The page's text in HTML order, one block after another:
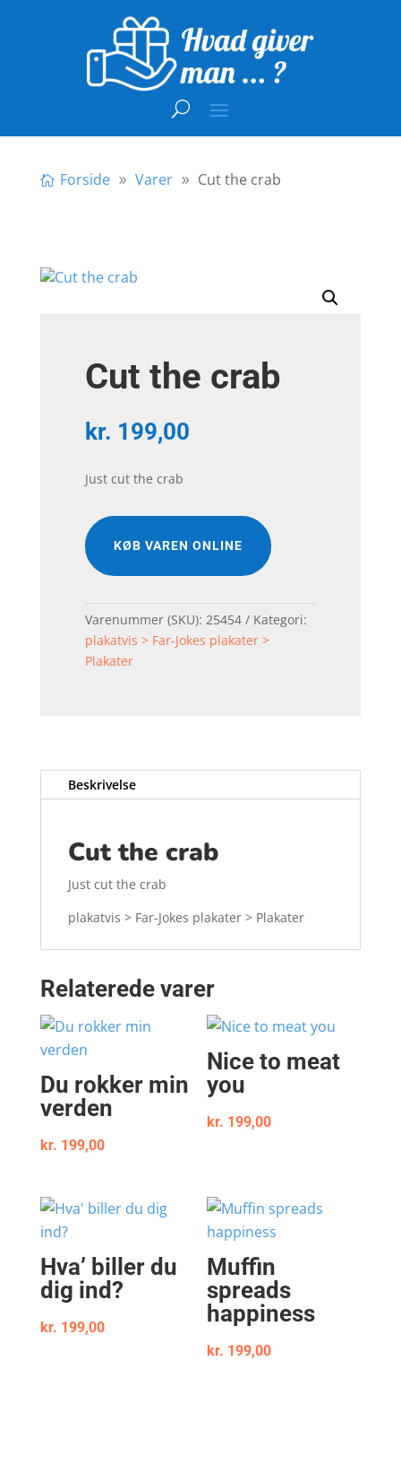
Forside Varer Cut the crab
Cut the crab
kr. 199,00
Just cut the crab
KØB VAREN ONLINE
Varenummer (SKU): 25454
Kategori:
plakatvis > Far-Jokes plakater >
Plakater
Beskrivelse
Cut the crab
Just cut the crab
plakatvis > Far-Jokes plakater > Plakater
Relaterede varer
Du rokker min
verden
kr. 199,00
Nice to meat
you
kr. 199,00
Hva’ biller du
dig ind?
kr. 199,00
Muffin
spreads
happiness
kr. 199,00